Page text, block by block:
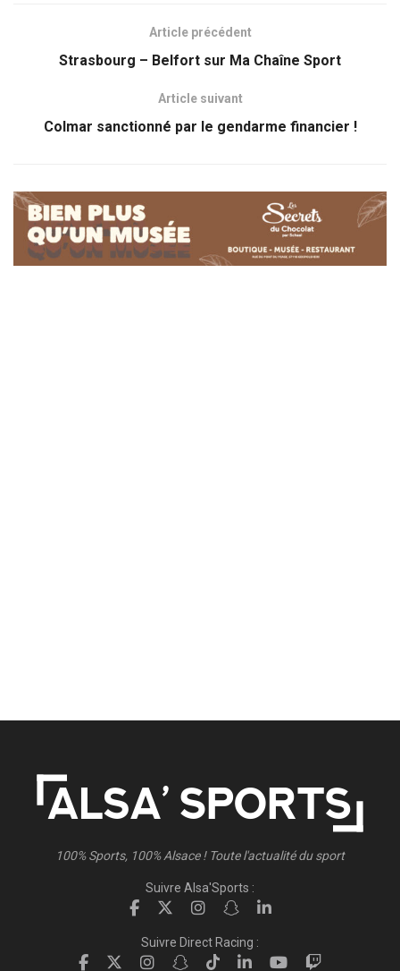
Article précédent
Strasbourg – Belfort sur Ma Chaîne Sport
Article suivant
Colmar sanctionné par le gendarme financier !
100% Sports, 100% Alsace ! Toute l'actualité du sport
Suivre Alsa'Sports :
Suivre Direct Racing :